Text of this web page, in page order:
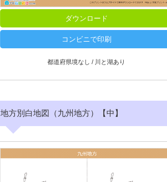
ダウンロード
コンビニで印刷
都道府県境なし / 川と湖あり
地方別白地図（九州地方）【中】